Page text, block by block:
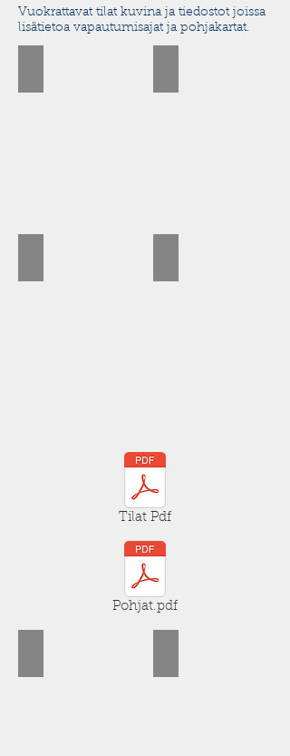
Vuokrattavat tilat kuvina ja tiedostot joissa
lisätietoa vapautumisajat ja pohjakartat.
Tilat Pdf
Pohjat.pdf